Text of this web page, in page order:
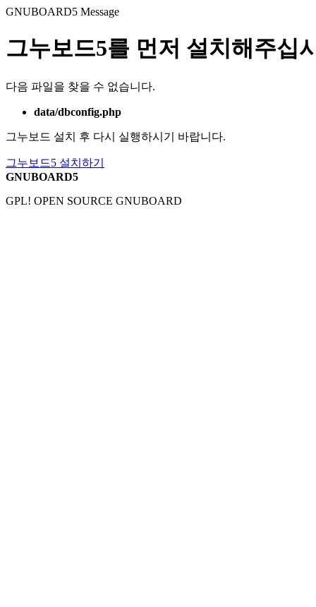
GNUBOARD5 Message
그누보드5를 먼저 설치해주십
다음 파일을 찾을 수 없습니다.
data/dbconfig.php
그누보드 설치 후 다시 실행하시기 바랍니다.
그누보드5 설치하기
GNUBOARD5
GPL! OPEN SOURCE GNUBOARD